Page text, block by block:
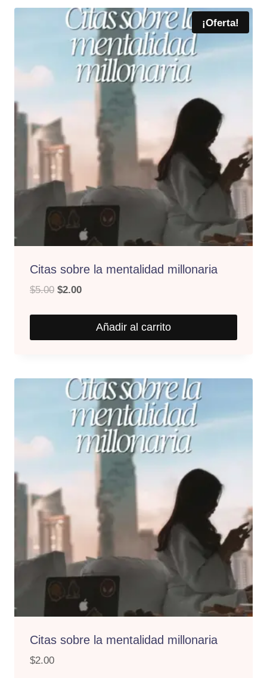
¡Oferta!
Citas sobre la mentalidad millonaria
$5.00 El
original
$5.00.
$2.00El
actual
$2.00.
Añadir al carrito
Citas sobre la mentalidad millonaria
$2.00